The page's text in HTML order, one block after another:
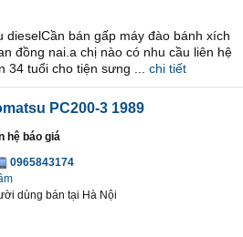
dieselCần bán gấp máy đào bánh xích
đồng nai.a chị nào có nhu cầu liên hệ
34 tuổi cho tiện sưng ...
chi tiết
PC200-3 1989
hệ báo giá
0965843174
dùng bán tại Hà Nội